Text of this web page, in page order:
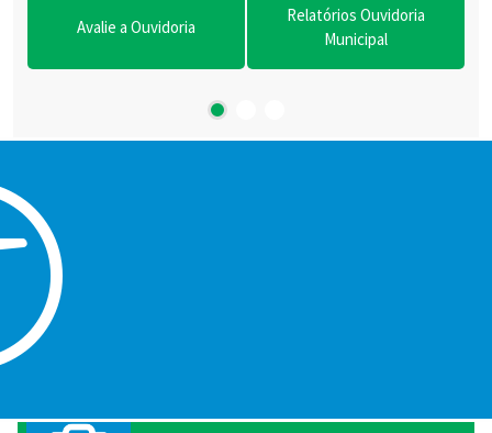
Avalie a Ouvidoria
Relatórios Ouvidoria
Municipal
Conheça a secretaria